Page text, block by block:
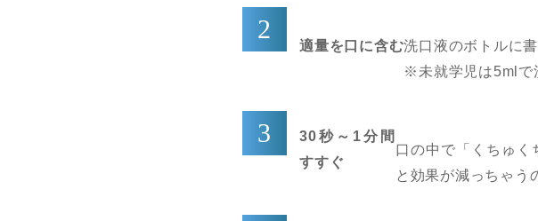
適量を口に含む洗口液のボトルに
※未就学児は5mlで
30秒～1分間
すすぐ
口の中で「くちゅく
と効果が減っちゃう